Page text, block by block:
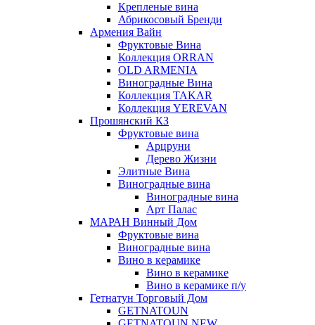
Крепленые вина
Абрикосовый Бренди
Армения Вайн
Фруктовые Вина
Коллекция ORRAN
OLD ARMENIA
Виноградные Вина
Коллекция TAKAR
Коллекция YEREVAN
Прошянский КЗ
Фруктовые вина
Арцруни
Дерево Жизни
Элитные Вина
Виноградные вина
Виноградные вина
Арт Палас
МАРАН Винный Дом
Фруктовые вина
Виноградные вина
Вино в керамике
Вино в керамике
Вино в керамике п/у
Гетнатун Торговый Дом
GETNATOUN